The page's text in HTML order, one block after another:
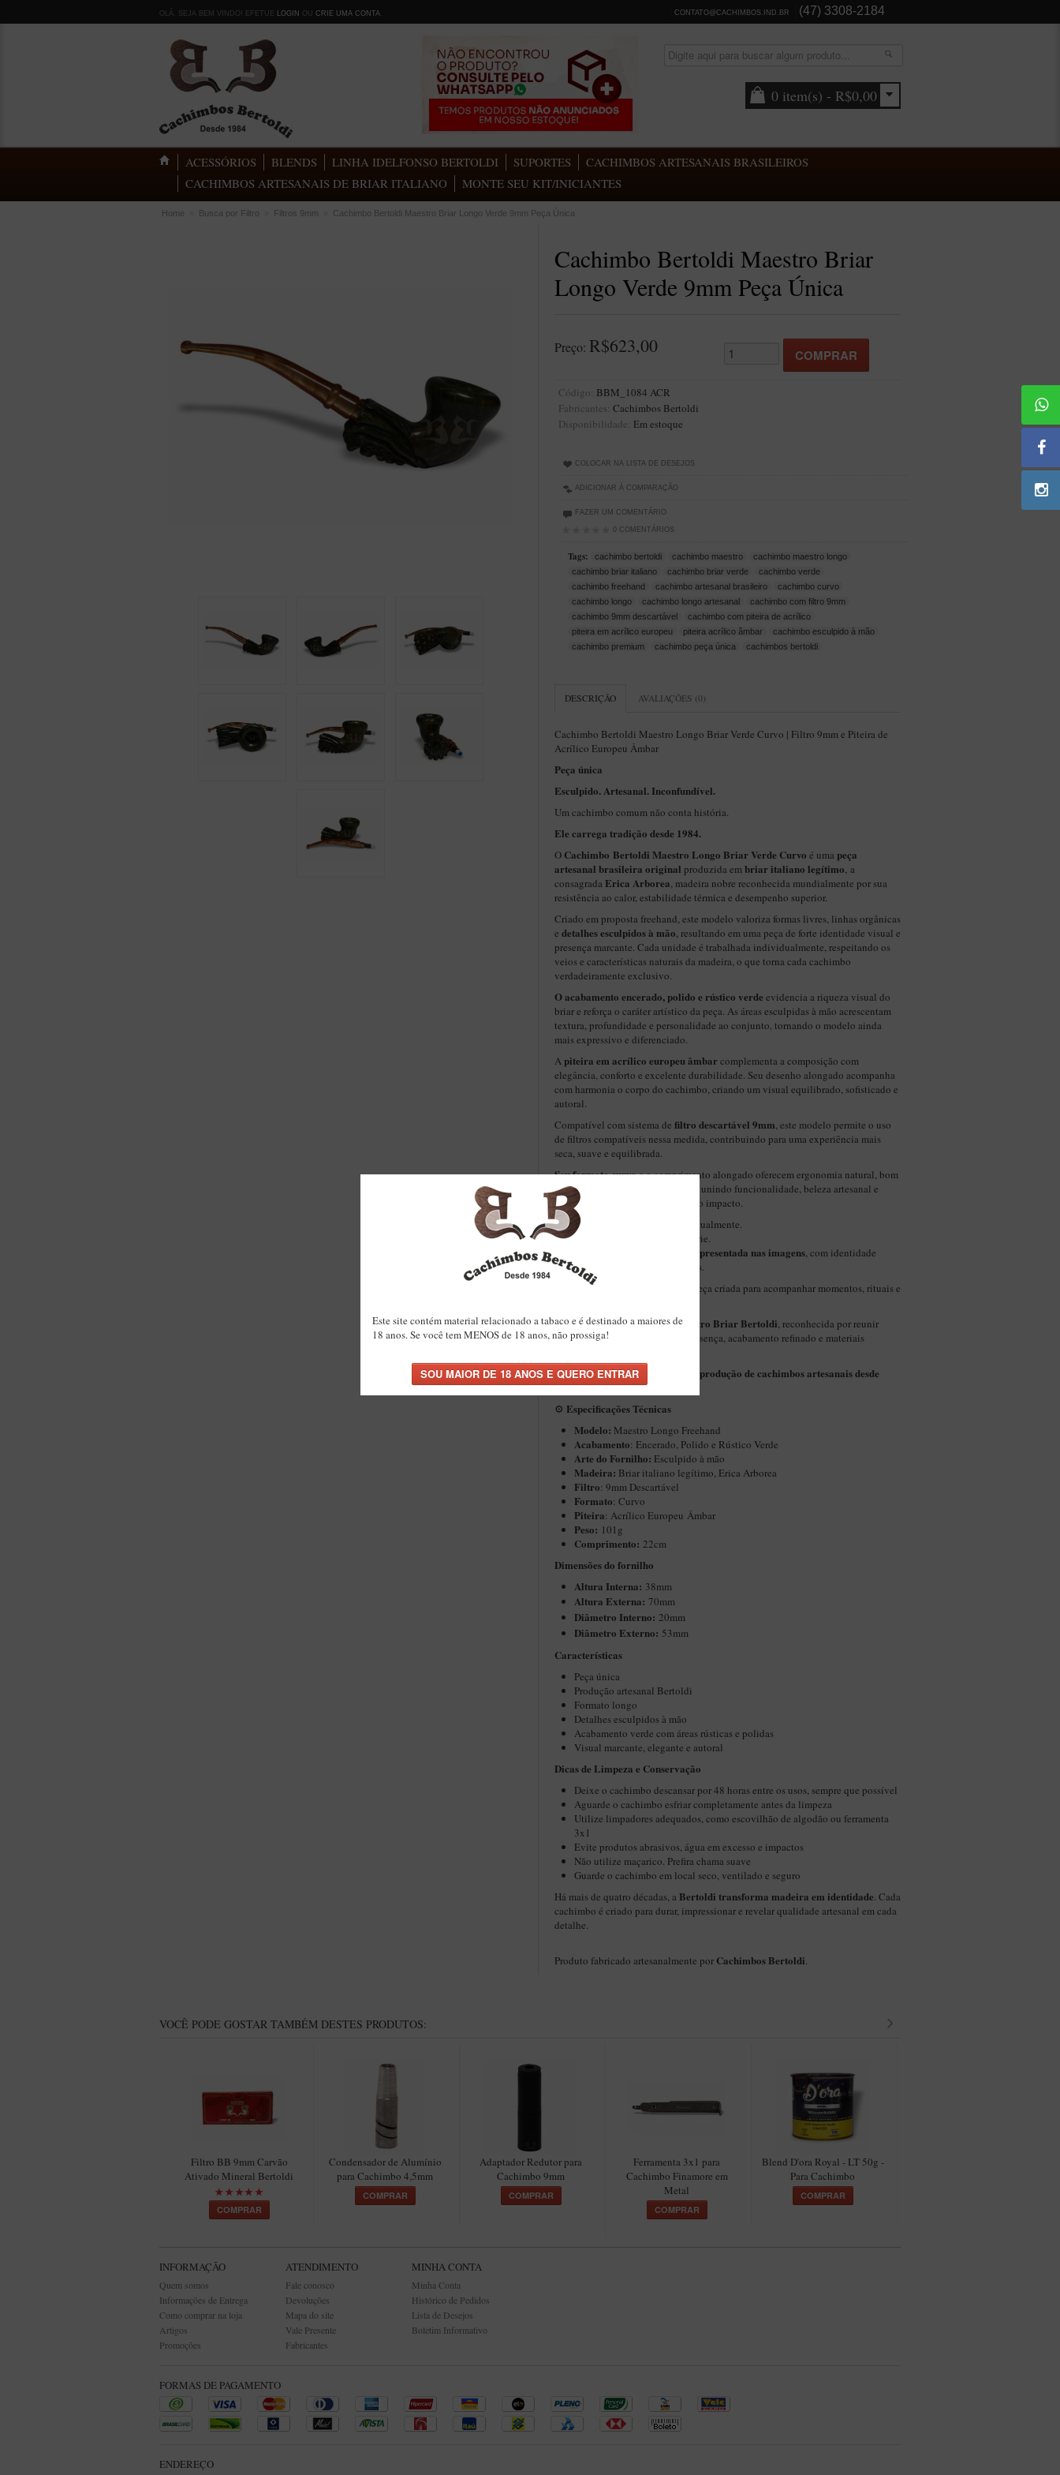
CONTATO@CACHIMBOS.IND.BR (47) 3308-2184
OLÁ, SEJA BEM VINDO! EFETUE LOGIN OU CRIE UMA CONTA.
0 item(s) - R$0,00
ACESSÓRIOS BLENDS LINHA IDELFONSO BERTOLDI SUPORTES
CACHIMBOS ARTESANAIS BRASILEIROS
CACHIMBOS ARTESANAIS DE BRIAR ITALIANO
MONTE SEU KIT/INICIANTES
Home Busca por Filtro Filtros 9mm Cachimbo Bertoldi Maestro Briar Longo Verde 9mm Peça Única
Cachimbo Bertoldi Maestro Briar
Longo Verde 9mm Peça Única
Preço: R$623,00
Código: BBM_1084 ACR
Fabricantes: Cachimbos Bertoldi
Disponibilidade: Em estoque
COLOCAR NA LISTA DE DESEJOS
ADICIONAR À COMPARAÇÃO
FAZER UM COMENTÁRIO
0 COMENTÁRIOS
Tags: cachimbo bertoldi cachimbo maestro
cachimbo maestro longo
cachimbo briar italiano
cachimbo briar verde
cachimbo verde
cachimbo freehand
cachimbo artesanal brasileiro
cachimbo curvo
cachimbo longo
cachimbo longo artesanal
cachimbo com filtro 9mm
cachimbo 9mm descartável
cachimbo com piteira de acrílico
piteira em acrílico europeu
piteira acrílico âmbar
cachimbo esculpido à mão
cachimbo premium
cachimbo peça única cachimbos bertoldi
DESCRIÇÃO AVALIAÇÕES (0)
Cachimbo Bertoldi Maestro Longo Briar Verde Curvo | Filtro 9mm e Piteira de
Acrílico Europeu Âmbar
Peça única
Esculpido. Artesanal. Inconfundível.
Um cachimbo comum não conta história.
Ele carrega tradição desde 1984.
O Cachimbo Bertoldi Maestro Longo Briar Verde Curvo é uma peça
artesanal brasileira original produzida embriar italiano legítimo, a
consagrada Erica Arborea, madeira nobre reconhecida mundialmente por sua
resistência ao calor, estabilidade térmica e desempenho superior.
Criado em proposta freehand, este modelo valoriza formas livres, linhas orgânicas
e detalhes esculpidos à mão, resultando em uma peça de forte identidade visual e
presença marcante. Cada unidade é trabalhada individualmente, respeitando os
veios e características naturais da madeira, o que torna cada cachimbo
verdadeiramente exclusivo.
O acabamento encerado, polido e rústico verdeevidencia a riqueza visual do
briar e reforça o caráter artístico da peça. As áreas esculpidas à mão acrescentam
textura, profundidade e personalidade ao conjunto, tornando o modelo ainda
mais expressivo e diferenciado.
A piteira em acrílico europeu âmbar complementa a composição com
elegância, conforto e excelente durabilidade. Seu desenho alongado acompanha
com harmonia o corpo do cachimbo, criando um visual equilibrado, sofisticado e
autoral.
Compatível com sistema de filtro descartável 9mm, este modelo permite o uso
de filtros compatíveis nessa medida, contribuindo para uma experiência mais
seca, suave e equilibrada.
Seu formato curvoe o comprimento alongado oferecem ergonomia natural, bom
encaixe na mão e conforto no uso, unindo funcionalidade, beleza artesanal e
personalidade em uma peça de alto impacto.
Cada unidade é produzida individualmente.
Sem moldes. Sem produção em série.
Você recebe exatamente a peça apresentada nas imagens, com identidade
própria e características exclusivas.
Mais do que um cachimbo, uma peça criada para acompanhar momentos, rituais e
Este modelo integra a linhaMaestro Briar Bertoldi, reconhecida por reunir
cachimbos artesanais de maior presença, acabamento refinado e materiais
Bertoldi. Tradição brasileira na produção de cachimbos artesanais desde
1984.
⚙️ Especificações Técnicas
Modelo: Maestro Longo Freehand
Acabamento: Encerado, Polido e Rústico Verde
Arte do Fornilho: Esculpido à mão
Madeira: Briar italiano legítimo, Erica Arborea
Filtro: 9mm Descartável
Formato: Curvo
Piteira: Acrílico Europeu Âmbar
Peso: 101g
Comprimento: 22cm
Dimensões do fornilho
Altura Interna: 38mm
Altura Externa: 70mm
Diâmetro Interno: 20mm
Diâmetro Externo: 53mm
Características
Peça única
Produção artesanal Bertoldi
Formato longo
Detalhes esculpidos à mão
Acabamento verde com áreas rústicas e polidas
Visual marcante, elegante e autoral
Dicas de Limpeza e Conservação
Deixe o cachimbo descansar por 48 horas entre os usos, sempre que possível
Aguarde o cachimbo esfriar completamente antes da limpeza
Utilize limpadores adequados, como escovilhão de algodão ou ferramenta
3x1
Evite produtos abrasivos, água em excesso e impactos
Não utilize maçarico. Prefira chama suave
Guarde o cachimbo em local seco, ventilado e seguro
Há mais de quatro décadas, a Bertoldi transforma madeira em identidade. Cada
cachimbo é criado para durar, impressionar e revelar qualidade artesanal em cada
detalhe.
Produto fabricado artesanalmente por Cachimbos Bertoldi.
VOCÊ PODE GOSTAR TAMBÉM DESTES PRODUTOS:
Filtro BB 9mm Carvão
Ativado Mineral Bertoldi
COMPRAR
Condensador de Alumínio
para Cachimbo 4,5mm
COMPRAR
Adaptador Redutor para
Cachimbo 9mm
COMPRAR
Ferramenta 3x1 para
Cachimbo Finamore em
Metal
COMPRAR
Blend D'ora Royal - LT 50g -
Para Cachimbo
COMPRAR
INFORMAÇÃO
Quem somos
Informações de Entrega
Como comprar na loja
Artigos
Promoções
ATENDIMENTO
Fale conosco
Devoluções
Mapa do site
Vale Presente
Fabricantes
MINHA CONTA
Minha Conta
Histórico de Pedidos
Lista de Desejos
Boletim Informativo
FORMAS DE PAGAMENTO
ENDEREÇO
Este site contém material relacionado a tabaco e é destinado a maiores de
18 anos. Se você tem MENOS de 18 anos, não prossiga!